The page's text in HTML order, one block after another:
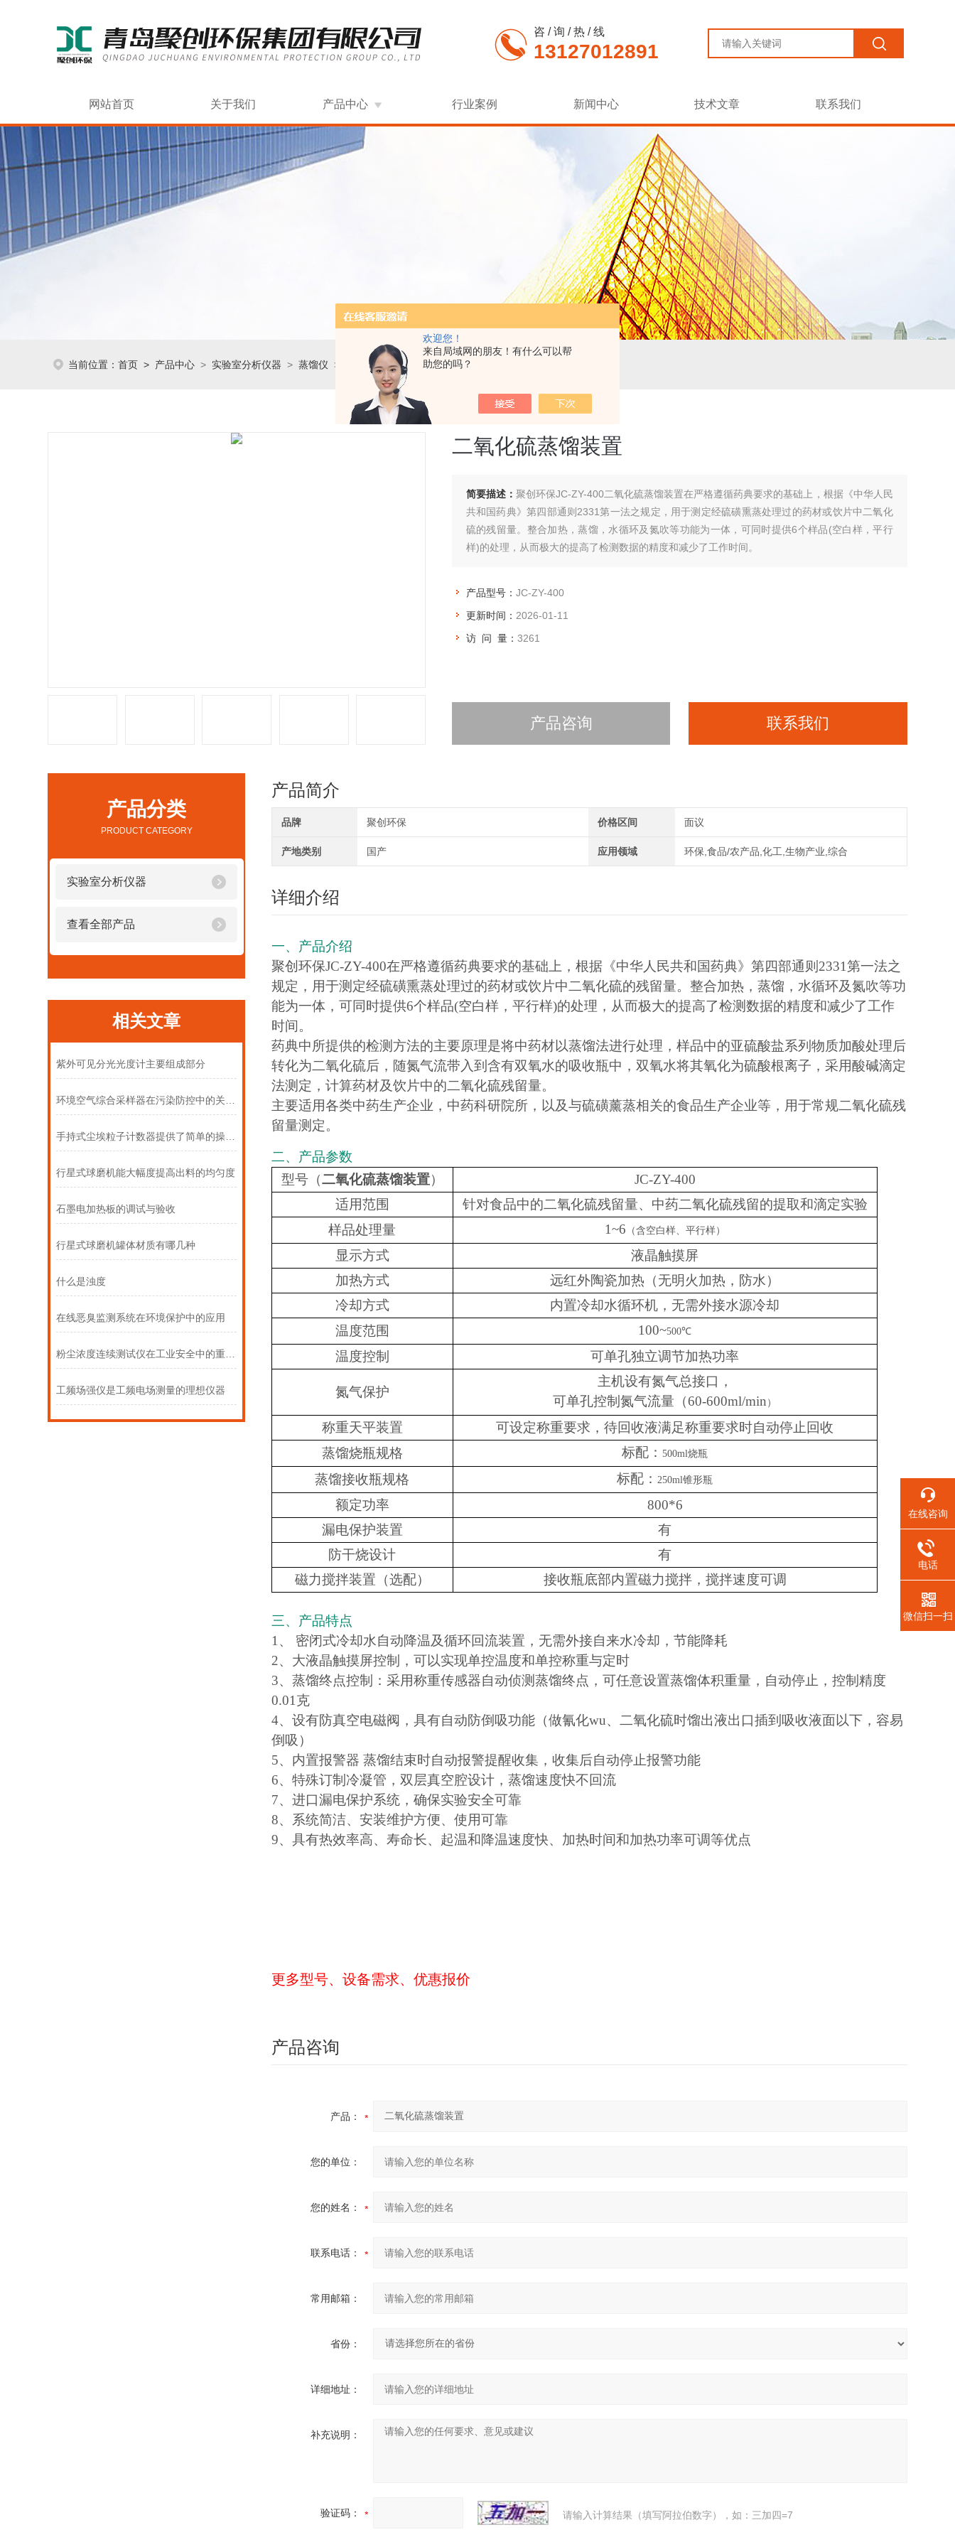
欢迎您！
来自局域网的朋友！有什么可以帮
助您的吗？
咨 / 询 / 热 / 线
13127012891
网站首页 关于我们 产品中心 行业案例 新闻中心 技术文章 联系我们
当前位置： 首页 > 产品中心 > 实验室分析仪器 > 蒸馏仪 > JC-ZY-400二氧化硫蒸馏装置
二氧化硫蒸馏装置
简要描述： 聚创环保JC-ZY-400二氧化硫蒸馏装置在严格遵循药典要求的基础上，根据《中华人民
共和国药典》第四部通则2331第一法之规定，用于测定经硫磺熏蒸处理过的药材或饮片中二氧化
硫的残留量。整合加热，蒸馏，水循环及氮吹等功能为一体，可同时提供6个样品(空白样，平行
样)的处理，从而极大的提高了检测数据的精度和减少了工作时间。
产品型号： JC-ZY-400
更新时间： 2026-01-11
访 问 量： 3261
产品咨询 联系我们
产品分类
PRODUCT CATEGORY
实验室分析仪器
查看全部产品
相关文章
紫外可见分光光度计主要组成部分
行星式球磨机能大幅度提高出料的均匀度
石墨电加热板的调试与验收
行星式球磨机罐体材质有哪几种
什么是浊度
在线恶臭监测系统在环境保护中的应用
工频场强仪是工频电场测量的理想仪器
产品简介
品牌 聚创环保 价格区间 面议
产地类别 国产 应用领域 环保,食品/农产品,化工,生物产业,综合
详细介绍
一、产品介绍
聚创环保JC-ZY-400在严格遵循药典要求的基础上，根据《中华人民共和国药典》第四部通则2331第一法之
规定，用于测定经硫磺熏蒸处理过的药材或饮片中二氧化硫的残留量。整合加热，蒸馏，水循环及氮吹等功
能为一体，可同时提供6个样品(空白样，平行样)的处理，从而极大的提高了检测数据的精度和减少了工作
时间。
药典中所提供的检测方法的主要原理是将中药材以蒸馏法进行处理，样品中的亚硫酸盐系列物质加酸处理后
转化为二氧化硫后，随氮气流带入到含有双氧水的吸收瓶中，双氧水将其氧化为硫酸根离子，采用酸碱滴定
法测定，计算药材及饮片中的二氧化硫残留量。
主要适用各类中药生产企业，中药科研院所，以及与硫磺薰蒸相关的食品生产企业等，用于常规二氧化硫残
留量测定。
二、产品参数
型号（二氧化硫蒸馏装置）
JC-ZY-400
适用范围
针对食品中的二氧化硫残留量、中药二氧化硫残留的提取和滴定实验
样品处理量
1~6 （含空白样、平行样）
显示方式
液晶触摸屏
加热方式
远红外陶瓷加热（无明火加热，防水）
冷却方式
内置冷却水循环机，无需外接水源冷却
温度范围
100~500℃
温度控制 可单孔独立调节加热功率
氮气保护
主机设有氮气总接口，
可单孔控制氮气流量（60-600ml/min ）
称重天平装置
可设定称重要求，待回收液满足称重要求时自动停止回收
蒸馏烧瓶规格
标配：500ml烧瓶
蒸馏接收瓶规格 标配： 250ml锥形瓶
额定功率
800*6
漏电保护装置
有
防干烧设计
有
磁力搅拌装置（选配）
接收瓶底部内置磁力搅拌，搅拌速度可调
三、产品特点
1、 密闭式冷却水自动降温及循环回流装置，无需外接自来水冷却，节能降耗
2、大液晶触摸屏控制，可以实现单控温度和单控称重与定时
3、蒸馏终点控制：采用称重传感器自动侦测蒸馏终点，可任意设置蒸馏体积重量，自动停止，控制精度
0.01克
4、设有防真空电磁阀，具有自动防倒吸功能（做氰化wu、二氧化硫时馏出液出口插到吸收液面以下，容易
倒吸）
5、内置报警器 蒸馏结束时自动报警提醒收集，收集后自动停止报警功能
6、特殊订制冷凝管，双层真空腔设计，蒸馏速度快不回流
7、进口漏电保护系统，确保实验安全可靠
8、系统简洁、安装维护方便、使用可靠
9、具有热效率高、寿命长、起温和降温速度快、加热时间和加热功率可调等优点
更多型号、设备需求、优惠报价
产品咨询
产品：
您的单位：
您的姓名：
联系电话：
常用邮箱：
省份：
详细地址：
补充说明：
验证码： 请输入计算结果（填写阿拉伯数字），如：三加四=7
在线咨询
电话
微信扫一扫